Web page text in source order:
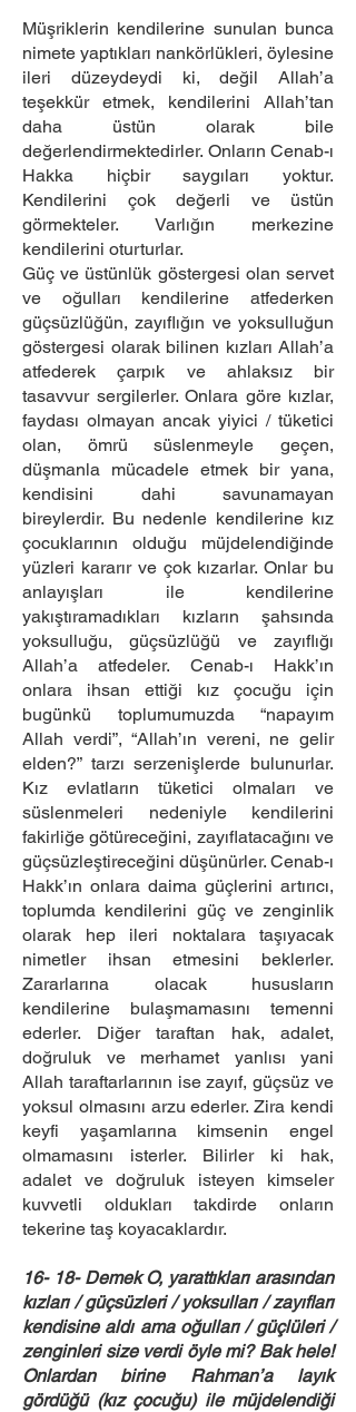
Müşriklerin kendilerine sunulan bunca
nimete yaptıkları nankörlükleri, öylesine
ileri düzeydeydi ki, değil Allah’a
teşekkür etmek, kendilerini Allah’tan
daha üstün olarak bile
değerlendirmektedirler. Onların Cenab-ı
Hakka hiçbir saygıları yoktur.
Kendilerini çok değerli ve üstün
görmekteler. Varlığın merkezine
kendilerini oturturlar.
Güç ve üstünlük göstergesi olan servet
ve oğulları kendilerine atfederken
güçsüzlüğün, zayıflığın ve yoksulluğun
göstergesi olarak bilinen kızları Allah’a
atfederek çarpık ve ahlaksız bir
tasavvur sergilerler. Onlara göre kızlar,
faydası olmayan ancak yiyici / tüketici
olan, ömrü süslenmeyle geçen,
düşmanla mücadele etmek bir yana,
kendisini dahi savunamayan
bireylerdir. Bu nedenle kendilerine kız
çocuklarının olduğu müjdelendiğinde
yüzleri kararır ve çok kızarlar. Onlar bu
anlayışları ile kendilerine
yakıştıramadıkları kızların şahsında
yoksulluğu, güçsüzlüğü ve zayıflığı
Allah’a atfedeler. Cenab-ı Hakk’ın
onlara ihsan ettiği kız çocuğu için
bugünkü toplumumuzda “napayım
Allah verdi”, “Allah’ın vereni, ne gelir
elden?” tarzı serzenişlerde bulunurlar.
Kız evlatların tüketici olmaları ve
süslenmeleri nedeniyle kendilerini
fakirliğe götüreceğini, zayıflatacağını ve
güçsüzleştireceğini düşünürler. Cenab-ı
Hakk’ın onlara daima güçlerini artırıcı,
toplumda kendilerini güç ve zenginlik
olarak hep ileri noktalara taşıyacak
nimetler ihsan etmesini beklerler.
Zararlarına olacak hususların
kendilerine bulaşmamasını temenni
ederler. Diğer taraftan hak, adalet,
doğruluk ve merhamet yanlısı yani
Allah taraftarlarının ise zayıf, güçsüz ve
yoksul olmasını arzu ederler. Zira kendi
keyfi yaşamlarına kimsenin engel
olmamasını isterler. Bilirler ki hak,
adalet ve doğruluk isteyen kimseler
kuvvetli oldukları takdirde onların
tekerine taş koyacaklardır.
16- 18- Demek O, yarattıkları arasından
kızları / güçsüzleri / yoksulları / zayıfları
kendisine aldı ama oğulları / güçlüleri /
zenginleri size verdi öyle mi? Bak hele!
Onlardan birine Rahman’a layık
gördüğü (kız çocuğu) ile müjdelendiği